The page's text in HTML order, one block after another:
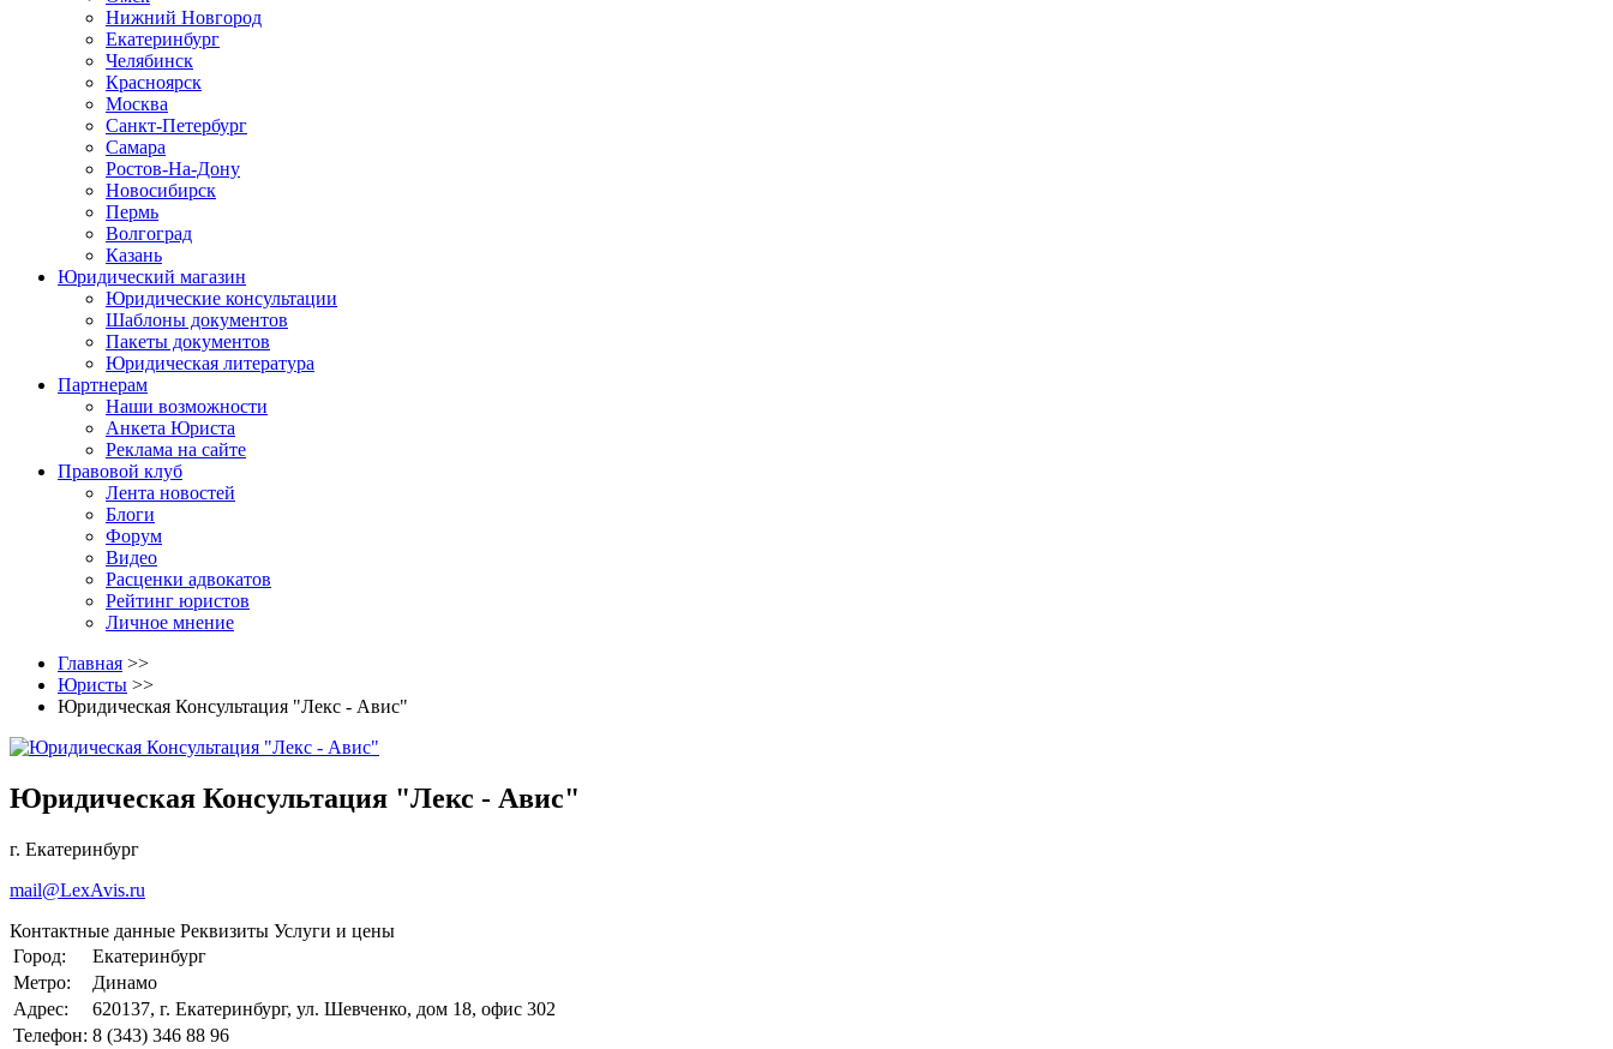
Нижний Новгород
Екатеринбург
Челябинск
Красноярск
Москва
Санкт-Петербург
Самара
Ростов-На-Дону
Новосибирск
Пермь
Волгоград
Казань
Юридический магазин
Юридические консультации
Шаблоны документов
Пакеты документов
Юридическая литература
Партнерам
Наши возможности
Анкета Юриста
Реклама на сайте
Правовой клуб
Лента новостей
Блоги
Форум
Видео
Расценки адвокатов
Рейтинг юристов
Личное мнение
Главная >>
Юристы >>
Юридическая Консультация "Лекс - Авис"
Юридическая Консультация "Лекс - Авис"
г. Екатеринбург
mail@LexAvis.ru
Контактные данные Реквизиты Услуги и цены
Город:
Екатеринбург
Метро:
Динамо
Адрес:
620137, г. Екатеринбург, ул. Шевченко, дом 18, офис 302
Телефон: 8 (343) 346 88 96